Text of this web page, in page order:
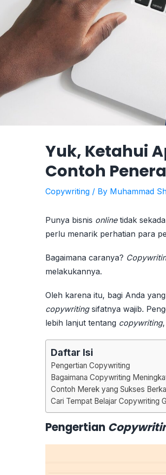
Yuk, Ketahui
Contoh
Copywriting / By Muhammad
Punya bisnis onlinetidak
perlu menarik perhatian para
Bagaimana caranya?
melakukannya.
Oleh karena itu, bagi Anda
copywritingsifatnya wajib.
lebih lanjut tentang copywriting
Daftar Isi
Pengertian Copywriting
Bagaimana Copywriting
Contoh Merek yang Sukses
Cari Tempat Belajar Copywriting
Pengertian